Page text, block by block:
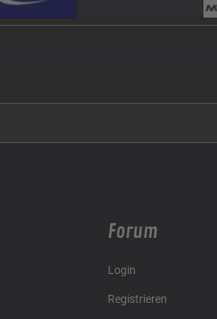
Forum
Login
Registrieren